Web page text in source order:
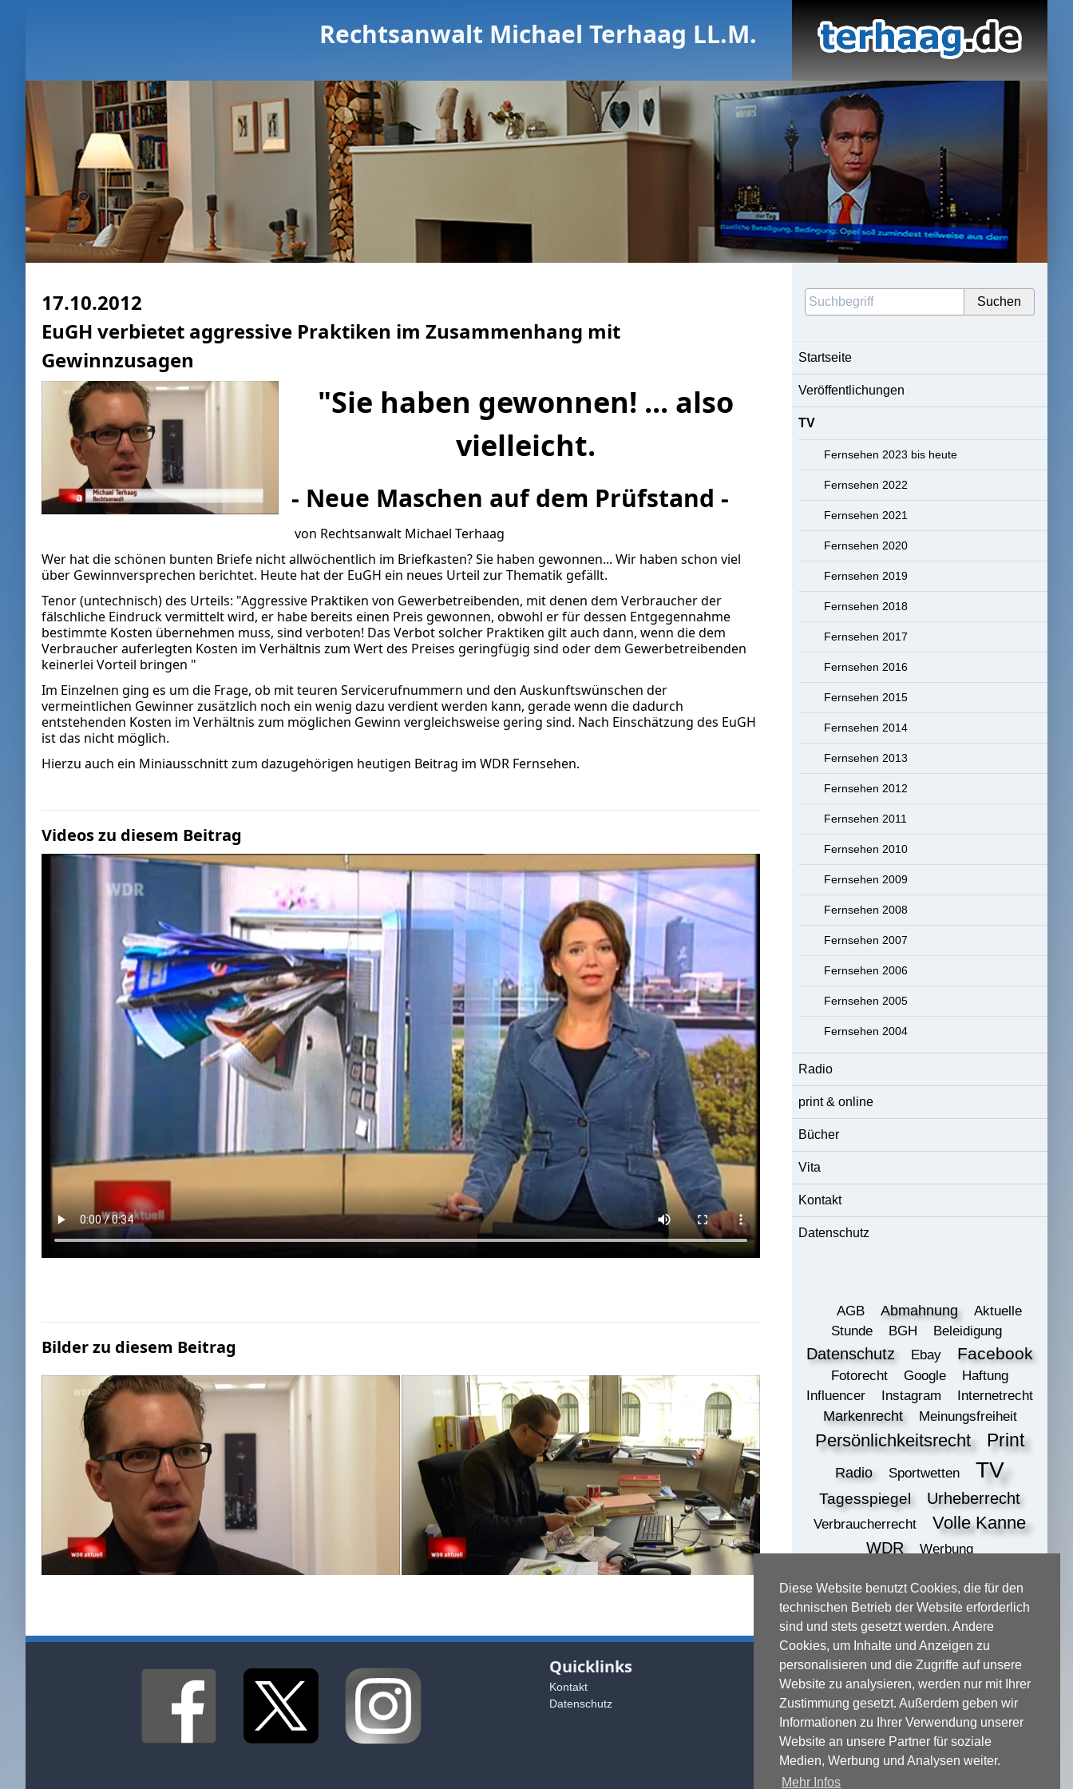
Diese Website benutzt Cookies, die für den
technischen Betrieb der Website erforderlich
sind und stets gesetzt werden. Andere
Cookies, um Inhalte und Anzeigen zu
personalisieren und die Zugriffe auf unsere
Website zu analysieren, werden nur mit Ihrer
Zustimmung gesetzt. Außerdem geben wir
Informationen zu Ihrer Verwendung unserer
Website an unsere Partner für soziale
Medien, Werbung und Analysen weiter.
Mehr Infos
Rechtsanwalt Michael Terhaag LL.M.
17.10.2012
EuGH verbietet aggressive Praktiken im Zusammenhang mit
Gewinnzusagen
"Sie haben gewonnen! ... also
vielleicht.
- Neue Maschen auf dem Prüfstand -
von Rechtsanwalt Michael Terhaag
Wer hat die schönen bunten Briefe nicht allwöchentlich im Briefkasten? Sie haben gewonnen... Wir haben schon viel
über Gewinnversprechen berichtet. Heute hat der EuGH ein neues Urteil zur Thematik gefällt.
Tenor (untechnisch) des Urteils: "Aggressive Praktiken von Gewerbetreibenden, mit denen dem Verbraucher der
fälschliche Eindruck vermittelt wird, er habe bereits einen Preis gewonnen, obwohl er für dessen Entgegennahme
bestimmte Kosten übernehmen muss, sind verboten! Das Verbot solcher Praktiken gilt auch dann, wenn die dem
Verbraucher auferlegten Kosten im Verhältnis zum Wert des Preises geringfügig sind oder dem Gewerbetreibenden
keinerlei Vorteil bringen "
Im Einzelnen ging es um die Frage, ob mit teuren Servicerufnummern und den Auskunftswünschen der
vermeintlichen Gewinner zusätzlich noch ein wenig dazu verdient werden kann, gerade wenn die dadurch
entstehenden Kosten im Verhältnis zum möglichen Gewinn vergleichsweise gering sind. Nach Einschätzung des EuGH
ist das nicht möglich.
Hierzu auch ein Miniausschnitt zum dazugehörigen heutigen Beitrag im WDR Fernsehen.
Videos zu diesem Beitrag
Bilder zu diesem Beitrag
Startseite
Veröffentlichungen
TV
Fernsehen 2023 bis heute
Fernsehen 2022
Fernsehen 2021
Fernsehen 2020
Fernsehen 2019
Fernsehen 2018
Fernsehen 2017
Fernsehen 2016
Fernsehen 2015
Fernsehen 2014
Fernsehen 2013
Fernsehen 2012
Fernsehen 2011
Fernsehen 2010
Fernsehen 2009
Fernsehen 2008
Fernsehen 2007
Fernsehen 2006
Fernsehen 2005
Fernsehen 2004
Radio
print & online
Bücher
Vita
Kontakt
Datenschutz
AGB Abmahnung
Aktuelle
Stunde
BGH Beleidigung
Datenschutz Ebay Facebook
Fotorecht Google
Haftung
Influencer
Instagram Internetrecht
Markenrecht Meinungsfreiheit
Persönlichkeitsrecht Print
Radio Sportwetten TV
Tagesspiegel Urheberrecht
Verbraucherrecht Volle Kanne
WDR Werbung
print
Quicklinks
Kontakt
Datenschutz
Kontaktadresse
Michael Terhaag - Rechtsanwalt
Grabenstraße 5
40213 Düsseldorf
Fon: 0211-16888600
Fax:0211-16888601